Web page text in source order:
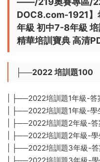
DOC8.com-1921
年級 初中7-8年級
精華培訓寶典 高清
├──2022 培訓題100
| ├──2022培訓題1年級-
| ├──2022培訓題1年級-
| ├──2022培訓題2年級-
| ├──2022培訓題2年級-
| ├──2022培訓題3年級-